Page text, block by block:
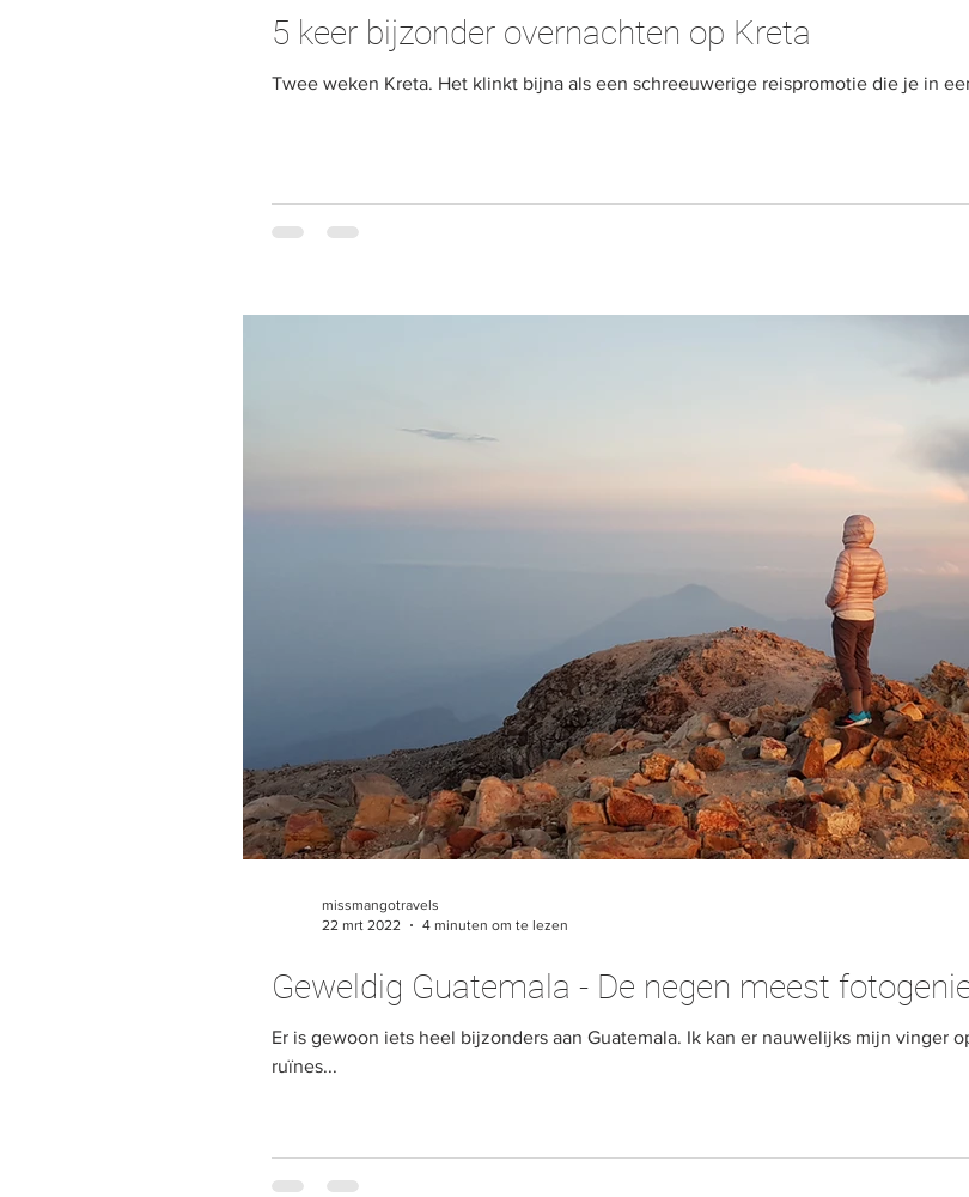
5 keer bijzonder overnachten op Kreta
Twee weken Kreta. Het klinkt bijna als een schreeuwerige reispromotie die je in
Geweldig Guatemala - De negen meest
Er is gewoon iets heel bijzonders aan Guatemala. Ik kan er nauwelijks mijn vinger
ruïnes...
missmangotravels
22 mrt 2022
4 minuten om te lezen